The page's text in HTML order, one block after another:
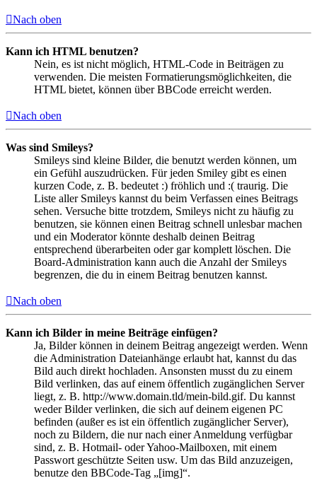
Nach oben
Kann ich HTML benutzen?
Nein, es ist nicht möglich, HTML-Code in Beiträgen zu
verwenden. Die meisten Formatierungsmöglichkeiten, die
HTML bietet, können über BBCode erreicht werden.
Nach oben
Was sind Smileys?
Smileys sind kleine Bilder, die benutzt werden können, um
ein Gefühl auszudrücken. Für jeden Smiley gibt es einen
kurzen Code, z. B. bedeutet :) fröhlich und :( traurig. Die
Liste aller Smileys kannst du beim Verfassen eines Beitrags
sehen. Versuche bitte trotzdem, Smileys nicht zu häufig zu
benutzen, sie können einen Beitrag schnell unlesbar machen
und ein Moderator könnte deshalb deinen Beitrag
entsprechend überarbeiten oder gar komplett löschen. Die
Board-Administration kann auch die Anzahl der Smileys
begrenzen, die du in einem Beitrag benutzen kannst.
Nach oben
Kann ich Bilder in meine Beiträge einfügen?
Ja, Bilder können in deinem Beitrag angezeigt werden. Wenn
die Administration Dateianhänge erlaubt hat, kannst du das
Bild auch direkt hochladen. Ansonsten musst du zu einem
Bild verlinken, das auf einem öffentlich zugänglichen Server
liegt, z. B. http://www.domain.tld/mein-bild.gif. Du kannst
weder Bilder verlinken, die sich auf deinem eigenen PC
befinden (außer es ist ein öffentlich zugänglicher Server),
noch zu Bildern, die nur nach einer Anmeldung verfügbar
sind, z. B. Hotmail- oder Yahoo-Mailboxen, mit einem
Passwort geschützte Seiten usw. Um das Bild anzuzeigen,
benutze den BBCode-Tag „[img]“.